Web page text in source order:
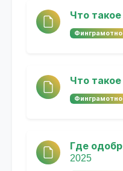
Что
Что
Где
2025